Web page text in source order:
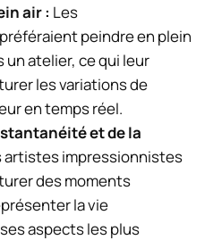
air : Les
peindre en plein
un atelier, ce qui leur
les variations de
en temps réel.
et de la
artistes impressionnistes
des moments
la vie
aspects les plus